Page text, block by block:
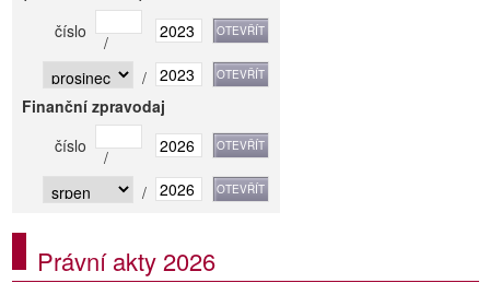
číslo
/
/
Finanční zpravodaj
číslo
/
/
Právní akty 2026